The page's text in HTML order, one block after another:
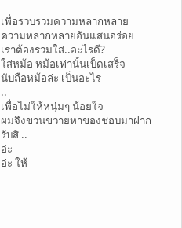
เพื่อรวบรวมความหลากหลาย
ความหลากหลายอันแสนอร่อย
เราต้องรวมใส่..อะไรดี?
ใส่หม้อ หม้อเท่านั้นเบ็ดเสร็จ
นับถือหม้อล่ะ เป็นอะไร
..
เพื่อไม่ให้หนุ่มๆ น้อยใจ
ผมจึงขวนขวายหาของชอบมาฝาก
รับสิ ..
อ่ะ
อ่ะ ให้